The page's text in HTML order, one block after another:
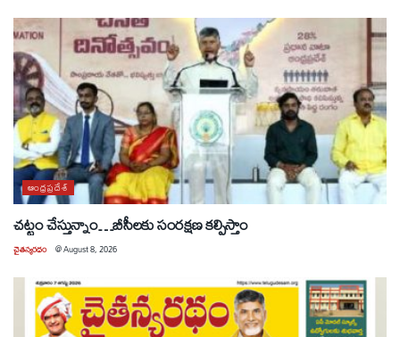
ఆంధ్రప్రదేశ్
చట్టం చేస్తున్నాం…బీసీలకు సంరక్షణ కల్పిస్తాం
చైతన్యరధం @August 8, 2026